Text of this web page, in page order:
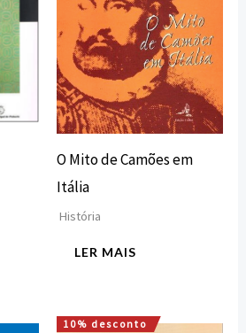
O Mito de Camões em
Itália
História
LER MAIS
10% desconto